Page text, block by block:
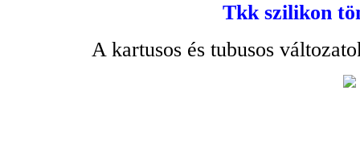
Tkk szilikon
A kartusos és tubusos